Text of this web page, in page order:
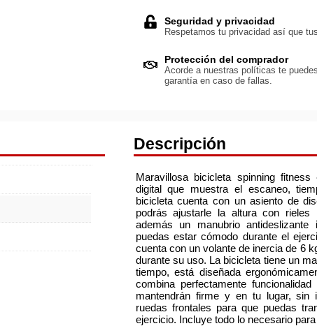
Seguridad y privacidad
Respetamos tu privacidad así que
Protección del comprador
Acorde a nuestras políticas te
garantía en caso de fallas.
Descripción
Maravillosa bicicleta spinning
digital que muestra el escaneo,
bicicleta cuenta con un asiento de
podrás ajustarle la altura con rieles
además un manubrio
puedas estar cómodo durante el
cuenta con un volante de inercia de 6
durante su uso. La bicicleta tiene un
tiempo, está diseñada
combina perfectamente
mantendrán firme y en tu lugar, sin
ruedas frontales para que puedas
ejercicio. Incluye todo lo necesario